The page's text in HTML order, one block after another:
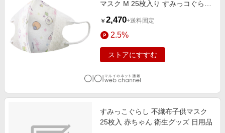
マスク M 25枚入り すみっコぐら
￥ 2,470+送料固定
2.5%
ストアにすすむ
すみっこぐらし 不織布子供マスク
25枚入 赤ちゃん 衛生グッズ 日用品